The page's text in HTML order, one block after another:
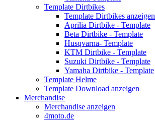
Template Dirtbikes
Template Dirtbikes anzeigen
Aprilia Dirtbike - Template
Beta Dirtbike - Template
Husqvarna- Template
KTM Dirtbike - Template
Suzuki Dirtbike - Template
Yamaha Dirtbike - Template
Template Helme
Template Download anzeigen
Merchandise
Merchandise anzeigen
4moto.de